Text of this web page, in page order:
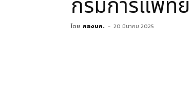
โดย กองบก. - 20 มีนาคม 2025